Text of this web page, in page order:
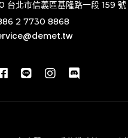
台北市信義區基隆路一段 159 號
2 7730 8868